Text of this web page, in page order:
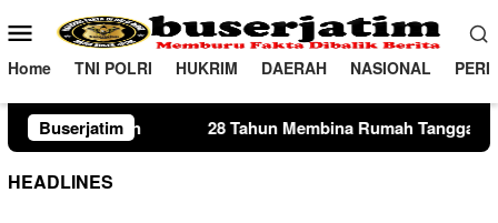
ke
konten
Menu
Mobile
Home TNI POLRI HUKRIM DAERAH NASIONAL
Buserjatim
28 Tahun Membina Rumah Tangga, Seorang Ibu Lima
HEADLINES